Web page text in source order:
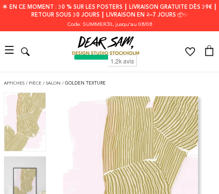
🌟 EN CE MOMENT : 30 % SUR LES POSTERS ┃ LIVRAISON GRATUITE DÈS 39€ ┃
RETOUR SOUS 30 JOURS ┃ LIVRAISON EN 2–7 JOURS 📦✨
Code: SUMMER30, jusqu'au 08/08
AFFICHES / PIÈCE / SALON / GOLDEN TEXTURE